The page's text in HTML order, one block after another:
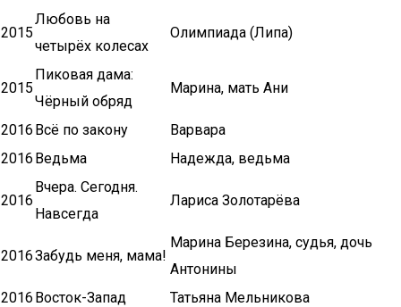
2015
Любовь на
четырёх колесах
Олимпиада (Липа)
2015
Пиковая дама:
Чёрный обряд
Марина, мать Ани
2016 Всё по закону
Варвара
2016 Ведьма Надежда, ведьма
2016
Вчера. Сегодня.
Навсегда
Лариса Золотарёва
2016Забудь меня, мама!
Марина Березина, судья, дочь
Антонины
2016 Восток-Запад Татьяна Мельникова